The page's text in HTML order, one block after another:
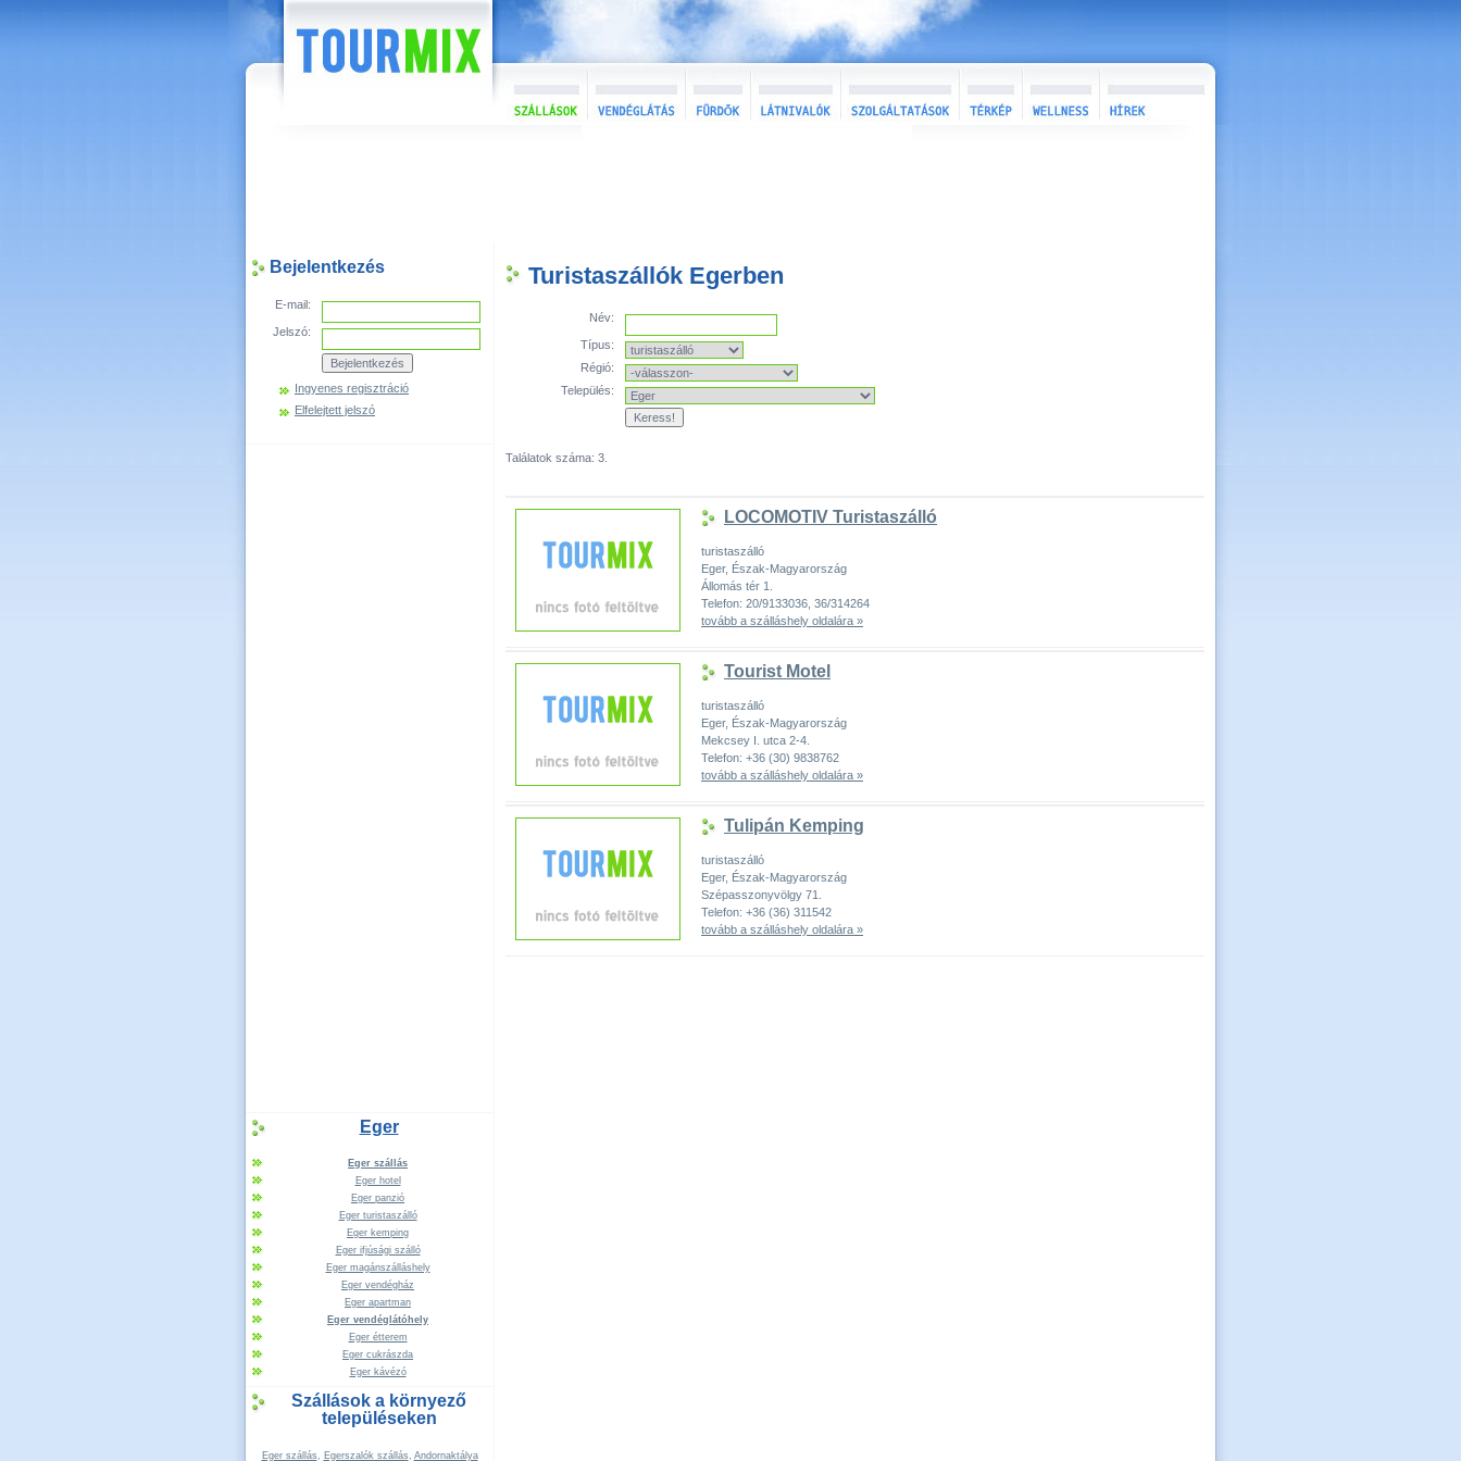
Bejelentkezés
E-mail:
Jelszó:
Ingyenes regisztráció
Elfelejtett jelszó
Eger
Eger szállás
Eger hotel
Eger panzió
Eger turistaszálló
Eger kemping
Eger ifjúsági szálló
Eger magánszálláshely
Eger vendégház
Eger apartman
Eger vendéglátóhely
Eger étterem
Eger cukrászda
Eger kávézó
Szállások a környező
településeken
Eger szállás, Egerszalók szállás, Andornaktálya
Turistaszállók Egerben
Név:
Típus:
Régió:
Település:
Találatok száma: 3.
LOCOMOTIV Turistaszálló
turistaszálló
Eger, Észak-Magyarország
Állomás tér 1.
Telefon: 20/9133036, 36/314264
tovább a szálláshely oldalára »
Tourist Motel
turistaszálló
Eger, Észak-Magyarország
Mekcsey I. utca 2-4.
Telefon: +36 (30) 9838762
tovább a szálláshely oldalára »
Tulipán Kemping
turistaszálló
Eger, Észak-Magyarország
Szépasszonyvölgy 71.
Telefon: +36 (36) 311542
tovább a szálláshely oldalára »